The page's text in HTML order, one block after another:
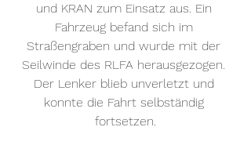
und KRAN zum Einsatz aus. Ein
Fahrzeug befand sich im
Straßengraben und wurde mit der
Seilwinde des RLFA herausgezogen.
Der Lenker blieb unverletzt und
konnte die Fahrt selbständig
fortsetzen.